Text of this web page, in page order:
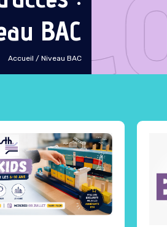
BAC
Accueil / Niveau BAC